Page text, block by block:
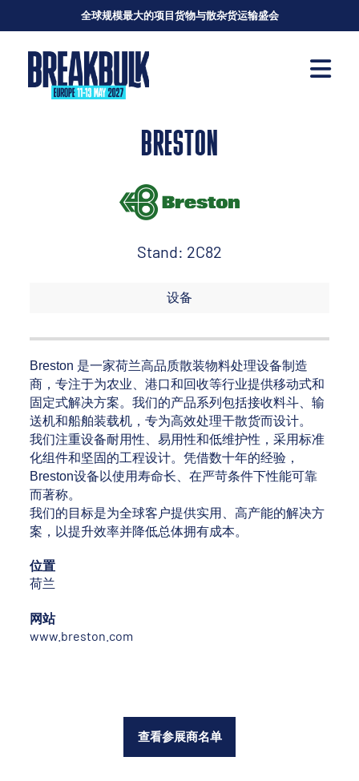
全球规模最大的项目货物与散杂货运输盛会
BRESTON
Stand: 2C82
设备
Breston 是一家荷兰高品质散装物料处理设备制造
商，专注于为农业、港口和回收等行业提供移动式和
固定式解决方案。我们的产品系列包括接收料斗、输
送机和船舶装载机，专为高效处理干散货而设计。
我们注重设备耐用性、易用性和低维护性，采用标准
化组件和坚固的工程设计。凭借数十年的经验，
Breston设备以使用寿命长、在严苛条件下性能可靠
而著称。
我们的目标是为全球客户提供实用、高产能的解决方
案，以提升效率并降低总体拥有成本。
位置
荷兰
网站
www.breston.com
查看参展商名单